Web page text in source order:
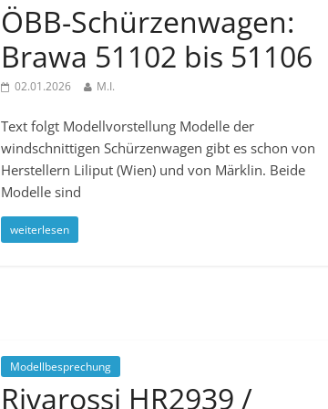
ÖBB-Schürzenwagen:
Brawa 51102 bis 51106
02.01.2026 M.I.
Text folgt Modellvorstellung Modelle der
windschnittigen Schürzenwagen gibt es schon von
Herstellern Liliput (Wien) und von Märklin. Beide
Modelle sind
weiterlesen
Modellbesprechung
Rivarossi HR2939 /